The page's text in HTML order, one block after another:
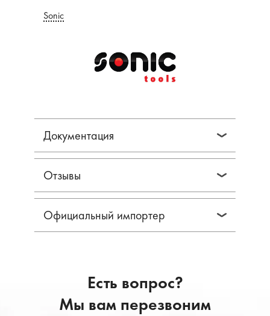
Sonic
Документация
Отзывы
Официальный импортер
Есть вопрос?
Мы вам перезвоним